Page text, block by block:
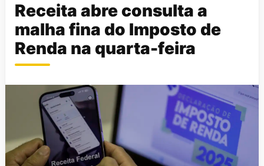
Receita abre consulta a
malha fina do Imposto de
Renda na quarta-feira